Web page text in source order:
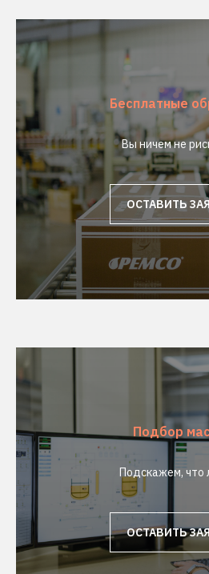
Бесплатные
Вы ничем не
ОСТАВИТЬ
Подбор
Подскажем, что
ОСТАВИТЬ